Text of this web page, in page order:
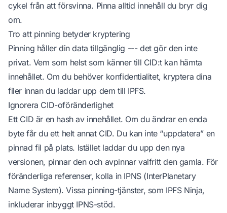
cykel från att försvinna. Pinna alltid innehåll du bryr dig
om.
Tro att pinning betyder kryptering
Pinning håller din data tillgänglig --- det gör den inte
privat. Vem som helst som känner till CID:t kan hämta
innehållet. Om du behöver konfidentialitet, kryptera dina
filer innandu laddar upp dem till IPFS.
Ignorera CID-oföränderlighet
Ett CID är en hash av innehållet. Om du ändrar en enda
byte får du ett helt annat CID. Du kan inte “uppdatera” en
pinnad fil på plats. Istället laddar du upp den nya
versionen, pinnar den och avpinnar valfritt den gamla. För
föränderliga referenser, kolla in IPNS (InterPlanetary
Name System). Vissa pinning-tjänster, som IPFS Ninja,
inkluderar inbyggt IPNS-stöd.